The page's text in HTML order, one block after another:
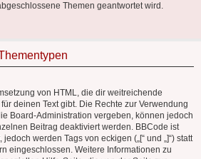
Themen geantwortet wird.
von HTML, die dir weitreichende
deinen Text gibt. Die Rechte zur Verwendung
Board-Administration vergeben, können jedoch
Beitrag deaktiviert werden. BBCode ist
werden Tags von eckigen („[“ und „]“) statt
eingeschlossen. Weitere Informationen zu